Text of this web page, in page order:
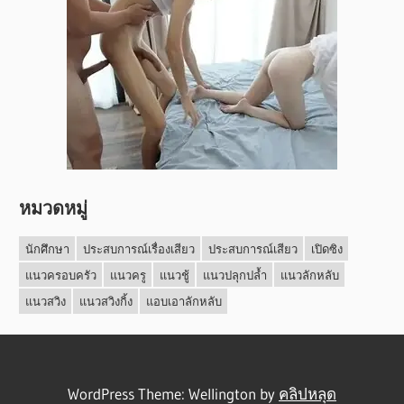
หมวดหมู่
นักศึกษา ประสบการณ์เรื่องเสียว ประสบการณ์เสียว
เปิดซิง
แนวครอบครัว
แนวครู แนวชู้ แนวปลุกปล้ำ
แนวลักหลับ
แนวสวิง
แนวสวิงกิ้ง แอบเอาลักหลับ
WordPress Theme: Wellington by คลิปหลุด